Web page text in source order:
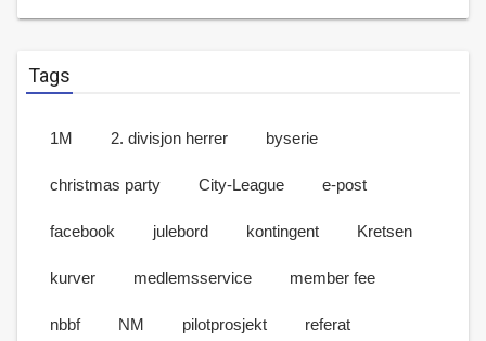
Tags
1M 2. divisjon herrer byserie
christmas party City-League e-post
facebook julebord kontingent Kretsen
kurver medlemsservice member fee
nbbf NM pilotprosjekt referat